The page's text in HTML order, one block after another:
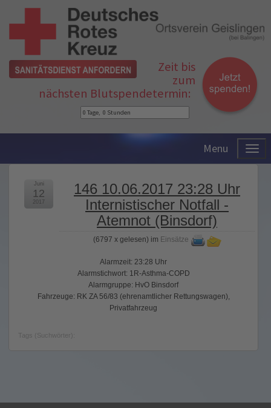
Zeit bis
zum
nächsten Blutspendetermin:
Menu
146 10.06.2017 23:28 Uhr
Internistischer Notfall -
Atemnot (Binsdorf)
(6797 x gelesen) im Einsätze
Juni
12
2017
Alarmzeit: 23:28 Uhr
Alarmstichwort: 1R-Asthma-COPD
Alarmgruppe: HvO Binsdorf
Fahrzeuge: RK ZA 56/83 (ehrenamtlicher Rettungswagen),
Privatfahrzeug
Tags (Suchwörter):